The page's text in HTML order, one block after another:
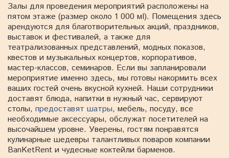
Залы для проведения мероприятий расположены на
пятом этаже (размер около 1 000 мІ). Помещения здесь
арендуются для благотворительных акций, праздников,
выставок и фестивалей, а также для
театрализованных представлений, модных показов,
квестов и музыкальных концертов, корпоративов,
мастер-классов, семинаров. Если вы запланировали
мероприятие именно здесь, мы готовы накормить всех
ваших гостей очень вкусной кухней. Наши сотрудники
доставят блюда, напитки в нужный час, сервируют
столы, предоставят шатры, мебель, посуду, все
необходимые аксессуары, обслужат посетителей на
высочайшем уровне. Уверены, гостям понравятся
кулинарные шедевры талантливых поваров компании
BanKetRent и чудесные коктейли барменов.